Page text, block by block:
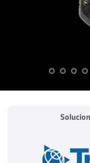
Más